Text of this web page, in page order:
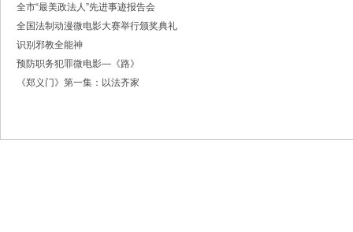
·中共舟山市委政法委员会招聘公告
·抽奖赢福袋｜2024我与平安舟山的温暖点滴
全市“最美政法人”先进事迹报告会
全国法制动漫微电影大赛举行颁奖典礼
识别邪教全能神
预防职务犯罪微电影—《路》
《郑义门》第一集：以法齐家